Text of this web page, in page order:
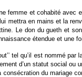
femme et cohabité
mettra en mains et la
Le don du gueth et
étendue et une
tel qu’il est nommé
d’un statut social
du mariage